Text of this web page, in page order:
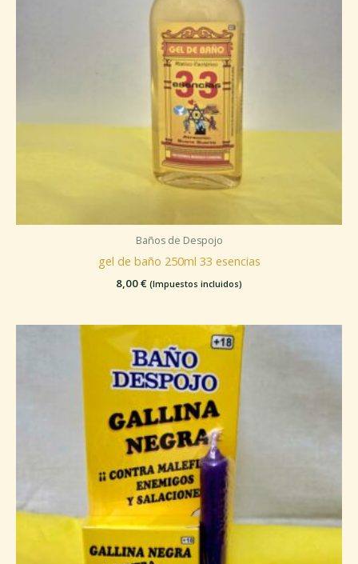
Baños de Despojo
gel de baño 250ml 33 esencias
8,00€ (Impuestos incluidos)